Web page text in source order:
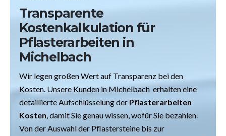
Transparente
Kostenkalkulation für
Pflasterarbeiten in
Michelbach
Wir legen großen Wert auf Transparenz bei den
Kosten. Unsere Kunden in Michelbach erhalten eine
detaillierte Aufschlüsselung der Pflasterarbeiten
Kosten, damit Sie genau wissen, wofür Sie bezahlen.
Von der Auswahl der Pflastersteine bis zur